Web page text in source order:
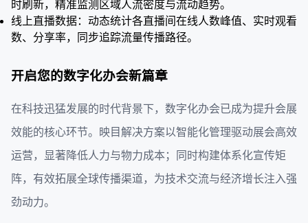
时刷新，精准监测区域人流密度与流动趋势。
线上直播数据：动态统计各直播间在线人数峰值、实时观看
数、分享率，同步追踪流量传播路径。
开启您的数字化办会新篇章
在科技迅猛发展的时代背景下，数字化办会已成为提升会展
效能的核心环节。映目解决方案以智能化管理驱动展会高效
运营，显著降低人力与物力成本；同时构建体系化宣传矩
阵，有效拓展全球传播渠道，为技术交流与经济增长注入强
劲动力。